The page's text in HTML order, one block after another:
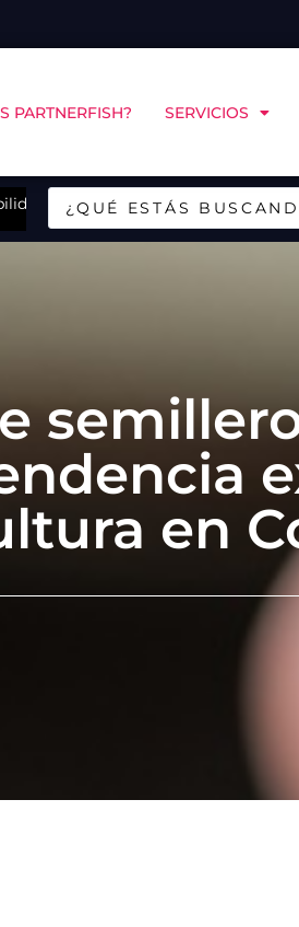
PARTNERFISH? SERVICIOS
de Landes en Chiloé
CINCO Chile y COPAS Coastal
en